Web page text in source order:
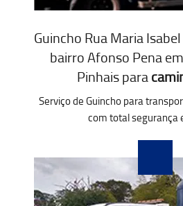
Guincho Rua Maria
bairro Afonso Pena
Pinhais para
Serviço de Guincho para
com total segurança